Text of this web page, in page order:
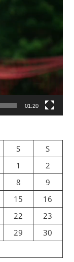
01:20
S
S
1
2
8
9
15
16
22
23
29
30